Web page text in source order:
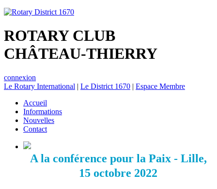
ROTARY CLUB
CHÂTEAU-THIERRY
connexion
Le Rotary International | Le District 1670 | Espace Membre
Accueil
Informations
Nouvelles
Contact
A la conférence pour la Paix - Lille,
15 octobre 2022